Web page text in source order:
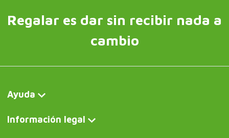
Regalar es dar sin recibir nada a
cambio
Ayuda
Información legal